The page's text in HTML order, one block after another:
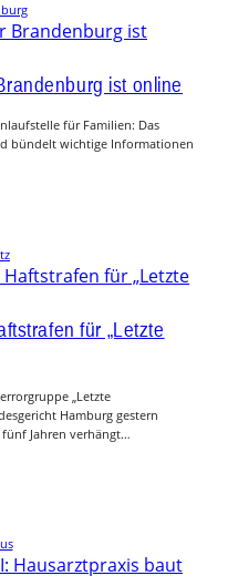
ist online
für Familien: Das
bündelt wichtige Informationen
für „Letzte
„Letzte
Hamburg gestern
Jahren verhängt…